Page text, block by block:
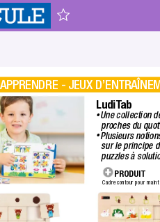
LudiTab
• Une collection
proches du
• Plusieurs
sur le principe
puzzles à
PRODUIT
Cadre contour pour
APPRENDRE - JEUX